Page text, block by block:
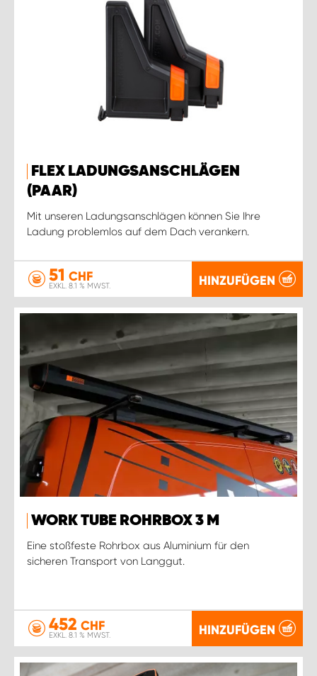
FLEX LADUNGSANSCHLÄGEN
(PAAR)
Mit unseren Ladungsanschlägen können Sie Ihre
Ladung problemlos auf dem Dach verankern.
51 CHF
EXKL. 8.1 % MWST. HINZUFÜGEN
WORK TUBE ROHRBOX 3 M
Eine stoßfeste Rohrbox aus Aluminium für den
sicheren Transport von Langgut.
452 CHF
EXKL. 8.1 % MWST. HINZUFÜGEN